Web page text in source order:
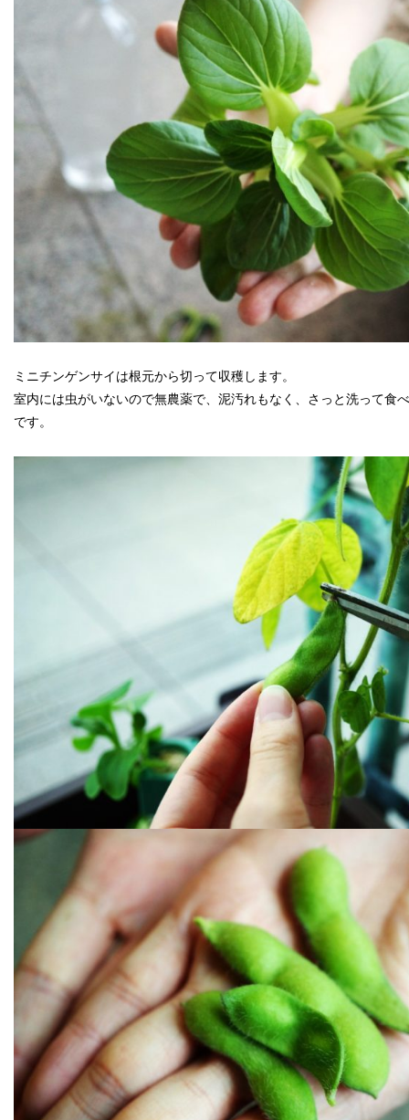
ミニチンゲンサイは根元から切って収穫します。
室内には虫がいないので無農薬で、泥汚れもなく、さっと洗って食
です。